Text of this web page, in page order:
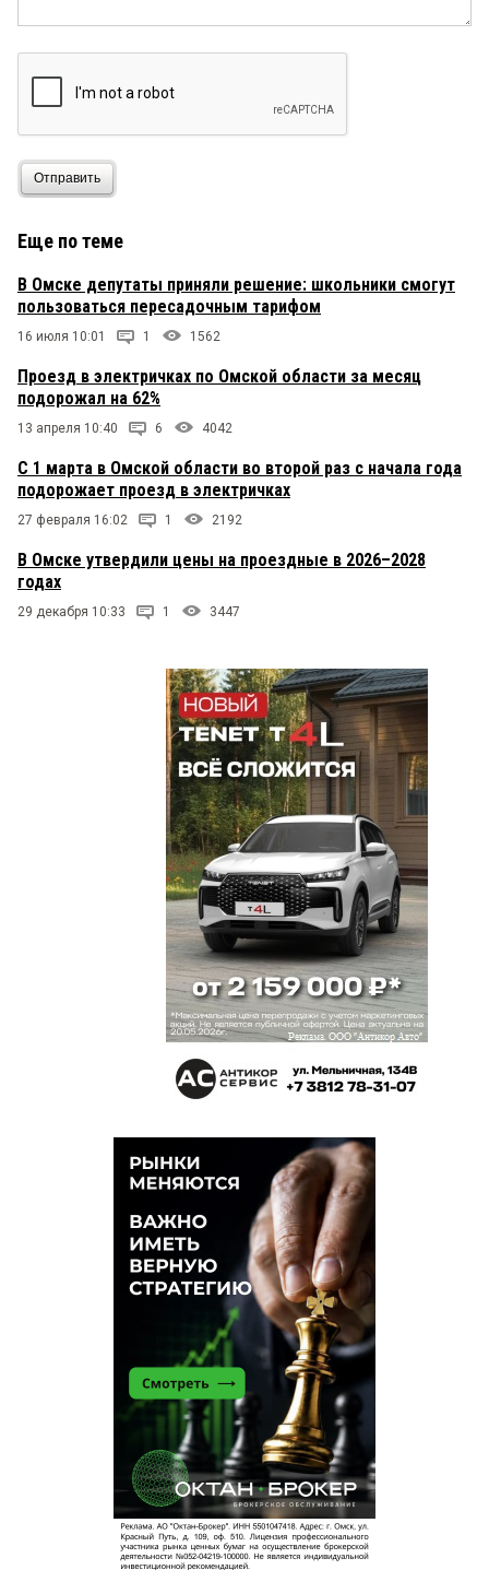
Отправить
Еще по теме
В Омске депутаты приняли решение: школьники смогут
пользоваться пересадочным тарифом
16 июля 10:01 1 1562
Проезд в электричках по Омской области за месяц
подорожал на 62%
13 апреля 10:40 6 4042
С 1 марта в Омской области во второй раз с начала года
подорожает проезд в электричках
27 февраля 16:02 1 2192
В Омске утвердили цены на проездные в 2026–2028
годах
29 декабря 10:33 1 3447